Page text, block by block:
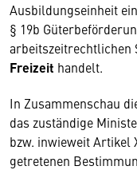
Ausbildungseinheit
§ 19b
arbeitszeitrechtlichen
Freizeit handelt.
In Zusammenschau
das zuständige
bzw. inwieweit Artikel
getretenen